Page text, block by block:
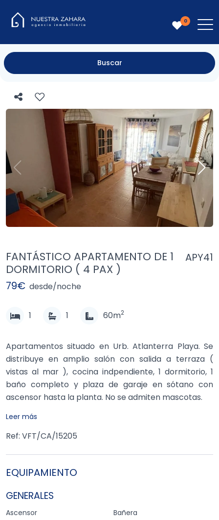
0
Buscar
FANTÁSTICO APARTAMENTO DE 1
DORMITORIO ( 4 PAX )
APY41
1 1 60m2
Apartamentos situado en Urb. Atlanterra Playa. Se
distribuye en amplio salón con salida a terraza (
vistas al mar ), cocina indpendiente, 1 dormitorio, 1
baño completo y plaza de garaje en sótano con
ascensor hasta la planta. No se admiten mascotas.
Agosto disponible por
quincenas ( 1 al 15 o 16 al 31 )
Leer más
Ref: VFT/CA/15205
EQUIPAMIENTO
GENERALES
Ascensor
Bañera
79€ desde/noche